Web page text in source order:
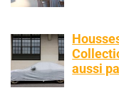
aussi